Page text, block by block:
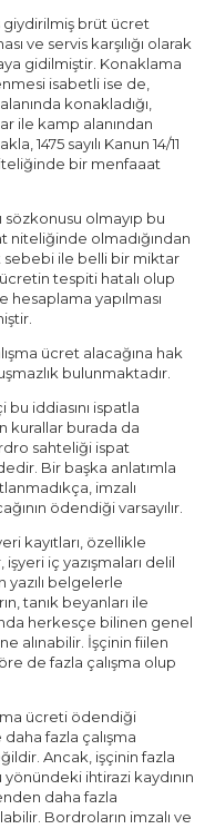
giydirilmiş brüt ücret
ve servis karşılığı olarak
gidilmiştir. Konaklama
isabetli ise de,
konakladığı,
ile kamp alanından
1475 sayılı Kanun 14/11
bir menfaaat
sözkonusu olmayıp bu
niteliğinde olmadığından
sebebi ile belli bir miktar
tespiti hatalı olup
yapılması
ücret alacağına hak
bulunmaktadır.
bu iddiasını ispatla
kurallar burada da
sahteliği ispat
Bir başka anlatımla
imzalı
ödendiği varsayılır.
kayıtları, özellikle
iç yazışmaları delil
yazılı belgelerle
tanık beyanları ile
herkesçe bilinen genel
alınabilir. İşçinin fiilen
de fazla çalışma olup
ücreti ödendiği
daha fazla çalışma
Ancak, işçinin fazla
ihtirazi kaydının
daha fazla
Bordroların imzalı ve